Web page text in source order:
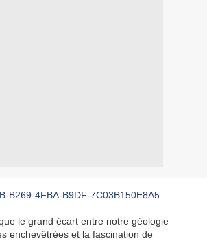
le grand écart entre notre géologie
enchevêtrées et la fascination de